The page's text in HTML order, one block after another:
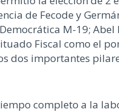
de Fecode y
M-19;
Fiscal como el
dos importantes
completo a la